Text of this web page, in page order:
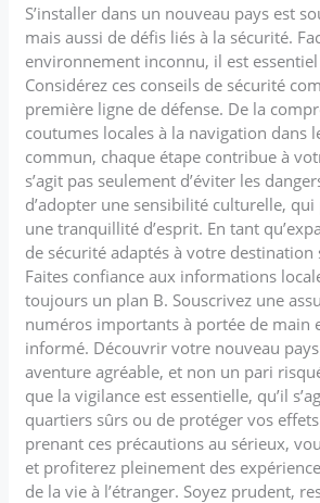
S’installer dans un nouveau pays est
mais aussi de défis liés à la sécurité.
environnement inconnu, il est essentiel
Considérez ces conseils de sécurité
première ligne de défense. De la
coutumes locales à la navigation dans
commun, chaque étape contribue à
s’agit pas seulement d’éviter les
d’adopter une sensibilité culturelle,
une tranquillité d’esprit. En tant
de sécurité adaptés à votre destination
Faites confiance aux informations
toujours un plan B. Souscrivez une
numéros importants à portée de main
informé. Découvrir votre nouveau
aventure agréable, et non un pari
que la vigilance est essentielle, qu’il
quartiers sûrs ou de protéger vos
prenant ces précautions au sérieux,
et profiterez pleinement des
de la vie à l’étranger. Soyez prudent,